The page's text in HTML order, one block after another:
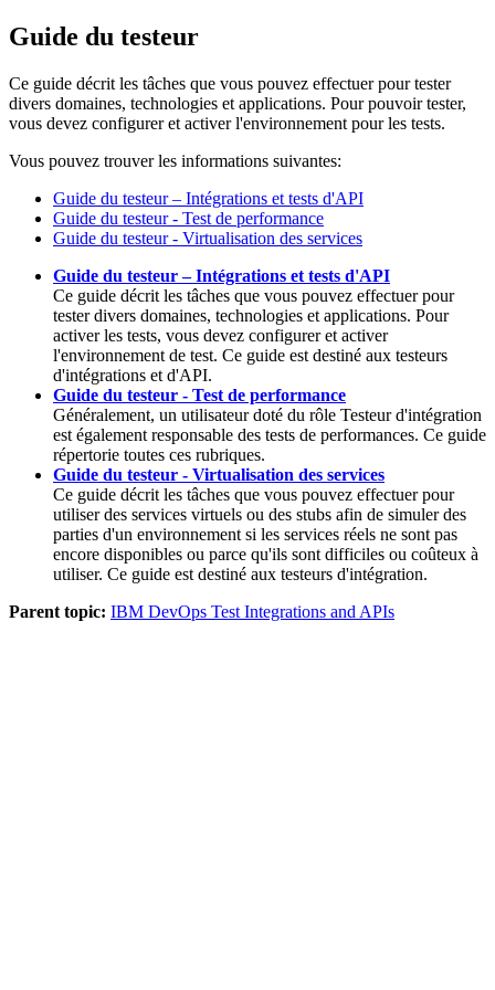
Guide du testeur
Ce guide décrit les tâches que vous pouvez effectuer pour tester
divers domaines, technologies et applications. Pour pouvoir tester,
vous devez configurer et activer l'environnement pour les tests.
Vous pouvez trouver les informations suivantes:
Guide du testeur – Intégrations et tests d'API
Guide du testeur - Test de performance
Guide du testeur - Virtualisation des services
Guide du testeur – Intégrations et tests d'API
Ce guide décrit les tâches que vous pouvez effectuer pour
tester divers domaines, technologies et applications. Pour
activer les tests, vous devez configurer et activer
l'environnement de test. Ce guide est destiné aux testeurs
d'intégrations et d'API.
Guide du testeur - Test de performance
Généralement, un utilisateur doté du rôle Testeur d'intégration
est également responsable des tests de performances. Ce guide
répertorie toutes ces rubriques.
Guide du testeur - Virtualisation des services
Ce guide décrit les tâches que vous pouvez effectuer pour
utiliser des services virtuels ou des stubs afin de simuler des
parties d'un environnement si les services réels ne sont pas
encore disponibles ou parce qu'ils sont difficiles ou coûteux à
utiliser. Ce guide est destiné aux testeurs d'intégration.
Parent topic: IBM DevOps Test Integrations and APIs